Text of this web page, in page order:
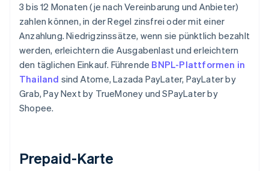
3 bis 12 Monaten (je nach Vereinbarung und Anbieter)
zahlen können, in der Regel zinsfrei oder mit einer
Anzahlung. Niedrigzinssätze, wenn sie pünktlich bezahlt
werden, erleichtern die Ausgabenlast und erleichtern
den täglichen Einkauf. Führende BNPL-Plattformen in
Thailand sind Atome, Lazada PayLater, PayLater by
Grab, Pay Next by TrueMoney und SPayLater by
Shopee.
Prepaid-Karte